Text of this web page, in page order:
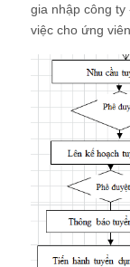
gia nhập công
việc cho ứng